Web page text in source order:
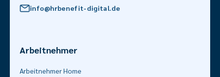
info@hrbenefit-digital.de
Arbeitnehmer
Arbeitnehmer Home